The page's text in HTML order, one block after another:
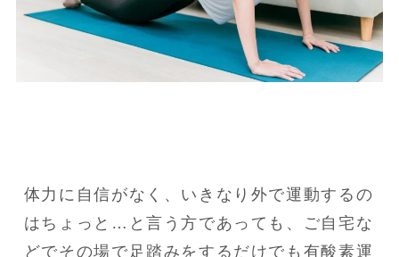
体力に自信がなく、いきなり外で運動するの
はちょっと…と言う方であっても、ご自宅な
どでその場で足踏みをするだけでも有酸素運